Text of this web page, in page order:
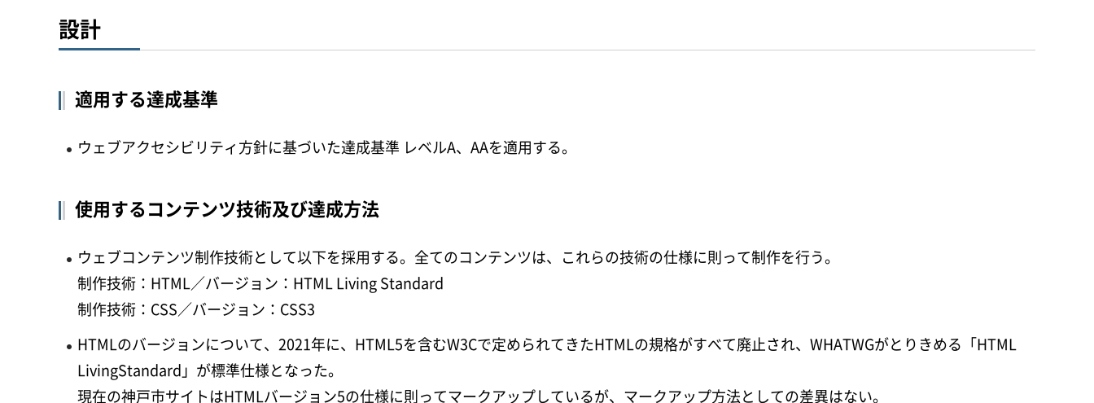
設計
適用する達成基準
ウェブアクセシビリティ方針に基づいた達成基準 レベルA、AAを適用する。
使用するコンテンツ技術及び達成方法
ウェブコンテンツ制作技術として以下を採用する。全てのコンテンツは、これらの技術の仕様に則って制作を行う。
制作技術：HTML／バージョン：HTML Living Standard
制作技術：CSS／バージョン：CSS3
HTMLのバージョンについて、2021年に、HTML5を含むW3Cで定められてきたHTMLの規格がすべて廃止され、WHATWGがとりきめる「HTML
LivingStandard」が標準仕様となった。
現在の神戸市サイトはHTMLバージョン5の仕様に則ってマークアップしているが、マークアップ方法としての差異はない。